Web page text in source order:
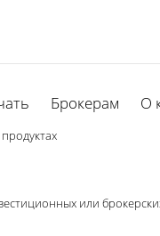
Брокерам О
или